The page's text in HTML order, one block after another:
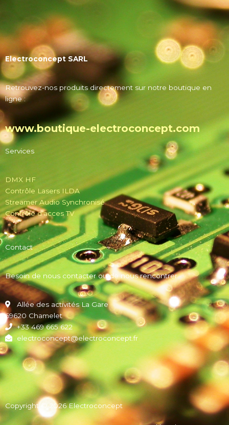
Electroconcept SARL
Retrouvez-nos produits directement sur notre boutique en
ligne :
www.boutique-electroconcept.com
Services
DMX HF
Contrôle Lasers ILDA
Streamer Audio Synchronisé
Contrôle d’acces TV
Contact
Besoin de nous contacter ou de nous rencontrer
Allée des activités La Gare
69620 Chamelet
+33 469 665 622
electroconcept@electroconcept.fr
Copyright © 2026 Electroconcept